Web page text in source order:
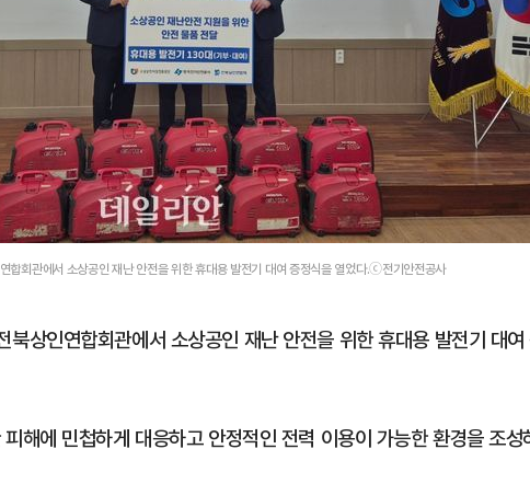
합회관에서 소상공인 재난 안전을 위한 휴대용 발전기 대여 증정식을 열었다.ⓒ전기안전공사
상인연합회관에서 소상공인 재난 안전을 위한 휴대용 발전기 대
해에 민첩하게 대응하고 안정적인 전력 이용이 가능한 환경을 조성